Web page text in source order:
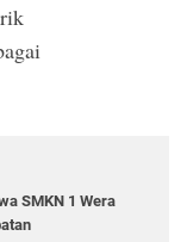
SMKN 1 Wera